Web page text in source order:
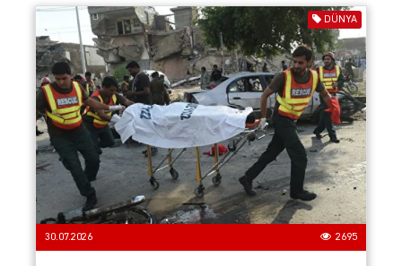
DÜNYA
30.07.2026 2695